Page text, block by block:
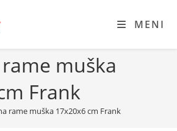
MENI
muška
Frank
rame muška 17x20x6 cm Frank